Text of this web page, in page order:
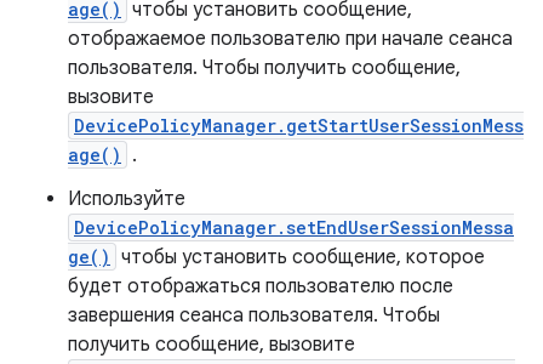
age() чтобы установить сообщение,
отображаемое пользователю при начале сеанса
пользователя. Чтобы получить сообщение,
вызовите
DevicePolicyManager.getStartUserSessionMess
age()
.
Используйте
DevicePolicyManager.setEndUserSessionMessa
ge() чтобы установить сообщение, которое
будет отображаться пользователю после
завершения сеанса пользователя. Чтобы
получить сообщение, вызовите